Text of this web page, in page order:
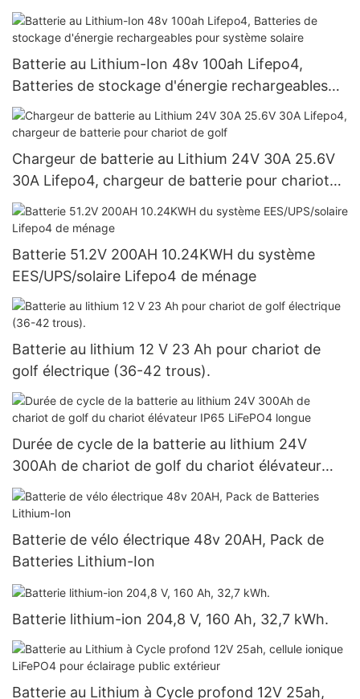
bateaux et véhicules utilitaires
Batterie au Lithium-Ion 48v 100ah Lifepo4,
Batteries de stockage d'énergie rechargeables
pour système solaire
Chargeur de batterie au Lithium 24V 30A 25.6V
30A Lifepo4, chargeur de batterie pour chariot
de golf
Batterie 51.2V 200AH 10.24KWH du système
EES/UPS/solaire Lifepo4 de ménage
Batterie au lithium 12 V 23 Ah pour chariot de
golf électrique (36-42 trous).
Durée de cycle de la batterie au lithium 24V
300Ah de chariot de golf du chariot élévateur
IP65 LiFePO4 longue
Batterie de vélo électrique 48v 20AH, Pack de
Batteries Lithium-Ion
Batterie lithium-ion 204,8 V, 160 Ah, 32,7 kWh.
Batterie au Lithium à Cycle profond 12V 25ah,